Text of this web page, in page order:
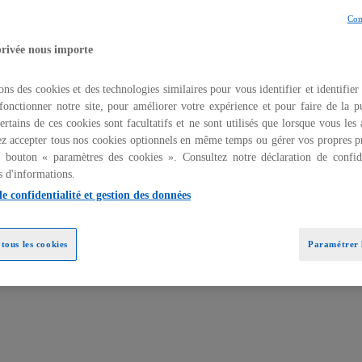
rapide des marchés, des exigences
digitalisation et gouvernance, les organisations
pour rester compétitives.
stratégique, des solutions concrètes et une
afin de renforcer la performance et la pérennité
nous importe
des cookies et des technologies similaires pour vous identifier et identifier
notre site, pour améliorer votre expérience et pour faire de la
de ces cookies sont facultatifs et ne sont utilisés que lorsque vous les
accepter tous nos cookies optionnels en même temps ou gérer vos propres
« paramètres des cookies ». Consultez notre déclaration de
d'informations.
confidentialité et gestion des données
Paramétrer
les cookies